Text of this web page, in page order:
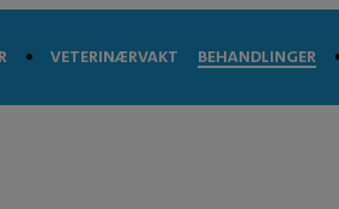
VETERINÆRVAKT BEHANDLINGER